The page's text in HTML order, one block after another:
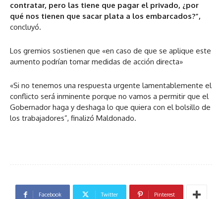
contratar, pero las tiene que pagar el privado, ¿por
qué nos tienen que sacar plata a los embarcados?”,
concluyó.
Los gremios sostienen que «en caso de que se aplique este
aumento podrían tomar medidas de acción directa»
«Si no tenemos una respuesta urgente lamentablemente el
conflicto será inminente porque no vamos a permitir que el
Gobernador haga y deshaga lo que quiera con el bolsillo de
los trabajadores”, finalizó Maldonado.
Facebook Twitter Pinterest